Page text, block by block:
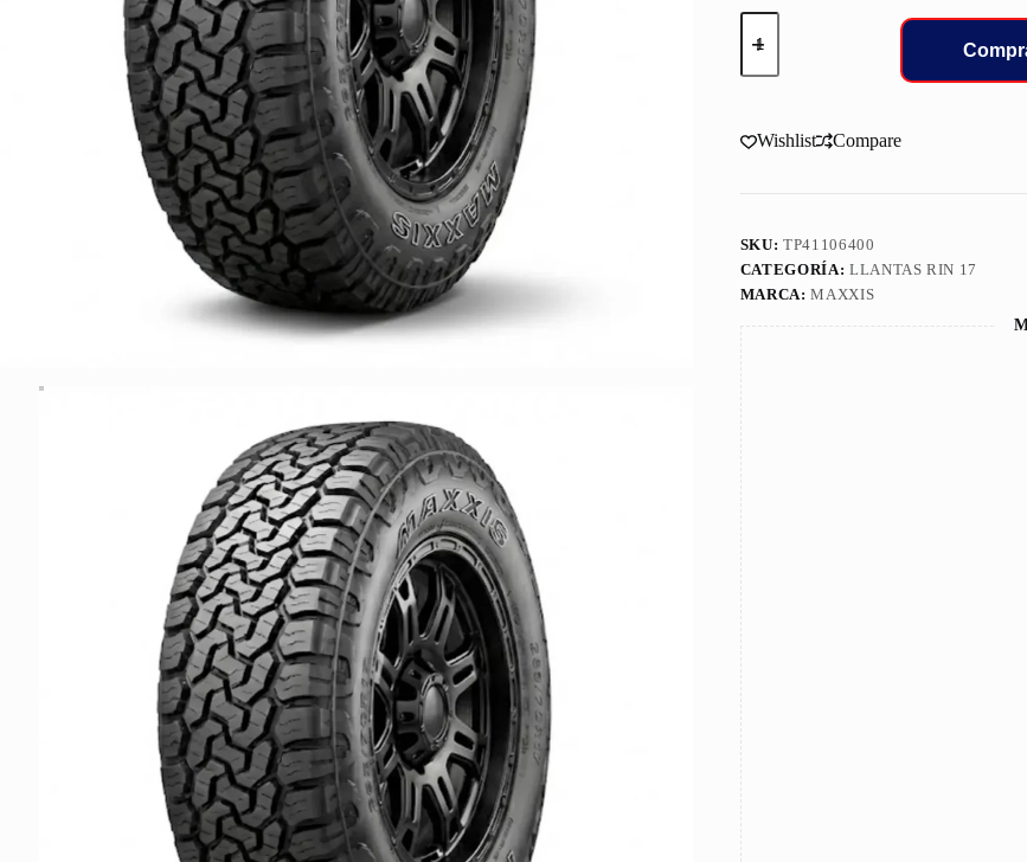
265/65/17
LLANT
AT771
cantidad
Wishlist Compare
SKU:TP41106400
CATEGORÍA: LLANTAS RIN 17
MARCA:MAXXIS